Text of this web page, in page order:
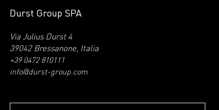
Durst Group SPA
Via Julius Durst 4
39042 Bressanone, Italia
+39 0472 810111
info@durst-group.com